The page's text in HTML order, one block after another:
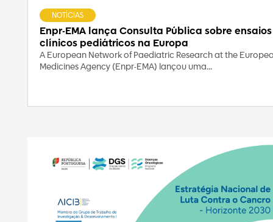
Enpr-EMA lança Consulta Pública sobre ensaios
clínicos pediátricos na Europa
NOTÍCIAS
A European Network of Paediatric Research at the
Medicines Agency (Enpr-EMA) lançou uma...